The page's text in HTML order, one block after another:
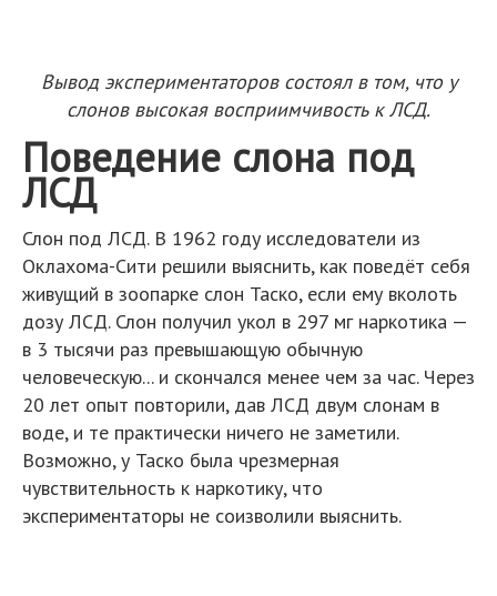
Вывод экспериментаторов состоял в том, что у
слонов высокая восприимчивость к ЛСД.
Поведение слона под
ЛСД
Слон под ЛСД. В 1962 году исследователи из
Оклахома-Сити решили выяснить, как поведёт себя
живущий в зоопарке слон Таско, если ему вколоть
дозу ЛСД. Слон получил укол в 297 мг наркотика —
в 3 тысячи раз превышающую обычную
человеческую... и скончался менее чем за час. Через
20 лет опыт повторили, дав ЛСД двум слонам в
воде, и те практически ничего не заметили.
Возможно, у Таско была чрезмерная
чувствительность к наркотику, что
экспериментаторы не соизволили выяснить.